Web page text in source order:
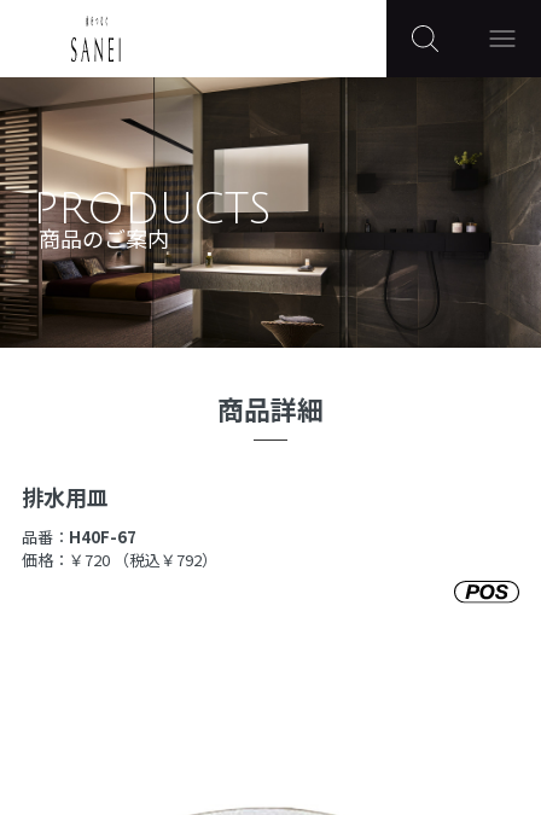
PRODUCTS
商品のご案内
商品詳細
排水用皿
品番： H40F-67
価格：￥720
（税込￥792）